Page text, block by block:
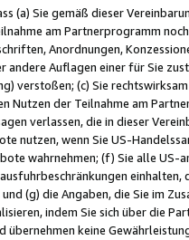
(a) Sie gemäß dieser
am Partnerprogramm
Anordnungen,
andere Auflagen einer für Sie
verstoßen; (c) Sie
Nutzen der Teilnahme am
verlassen, die in dieser
nutzen, wenn Sie US-
wahrnehmen; (f) Sie alle
(g) die Angaben, die Sie im
indem Sie sich über die
übernehmen keine